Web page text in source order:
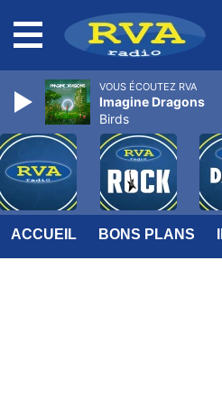
ACCUEIL BONS PLANS
VOUS ÉCOUTEZ RVA
Imagine Dragons
Birds